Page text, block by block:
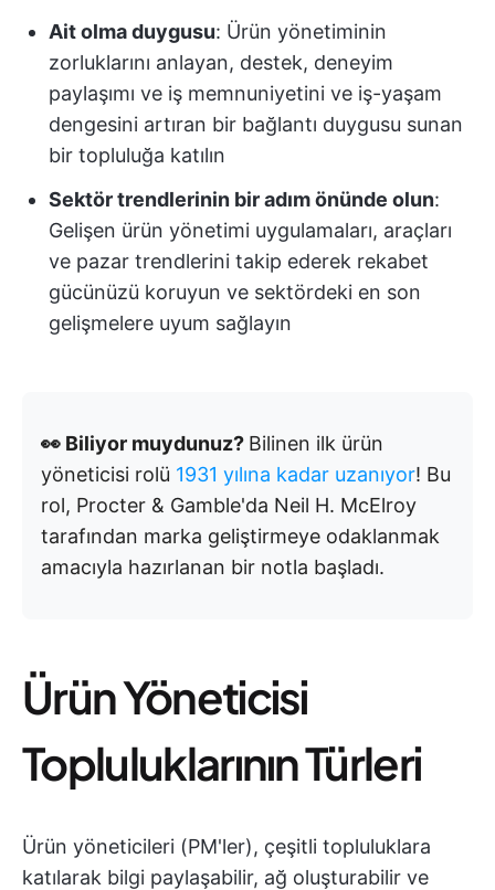
Ait olma duygusu: Ürün yönetiminin
zorluklarını anlayan, destek, deneyim
paylaşımı ve iş memnuniyetini ve iş-yaşam
dengesini artıran bir bağlantı duygusu sunan
bir topluluğa katılın
Sektör trendlerinin bir adım önünde olun:
Gelişen ürün yönetimi uygulamaları, araçları
ve pazar trendlerini takip ederek rekabet
gücünüzü koruyun ve sektördeki en son
gelişmelere uyum sağlayın
👀 Biliyor muydunuz? Bilinen ilk ürün
yöneticisi rolü 1931 yılına kadar uzanıyor! Bu
rol, Procter & Gamble'da Neil H. McElroy
tarafından marka geliştirmeye odaklanmak
amacıyla hazırlanan bir notla başladı.
Ürün Yöneticisi
Topluluklarının Türleri
Ürün yöneticileri (PM'ler), çeşitli topluluklara
katılarak bilgi paylaşabilir, ağ oluşturabilir ve